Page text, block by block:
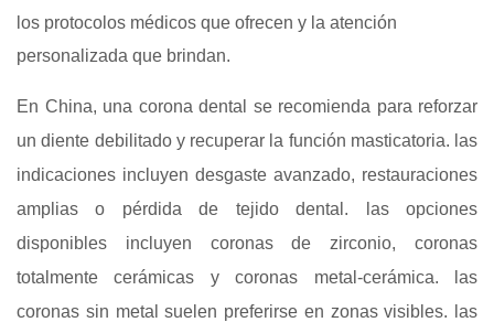
los protocolos médicos que ofrecen y la atención
personalizada que brindan.
En China, una corona dental se recomienda para reforzar
un diente debilitado y recuperar la función masticatoria. las
indicaciones incluyen desgaste avanzado, restauraciones
amplias o pérdida de tejido dental. las opciones
disponibles incluyen coronas de zirconio, coronas
totalmente cerámicas y coronas metal‑cerámica. las
coronas sin metal suelen preferirse en zonas visibles. las